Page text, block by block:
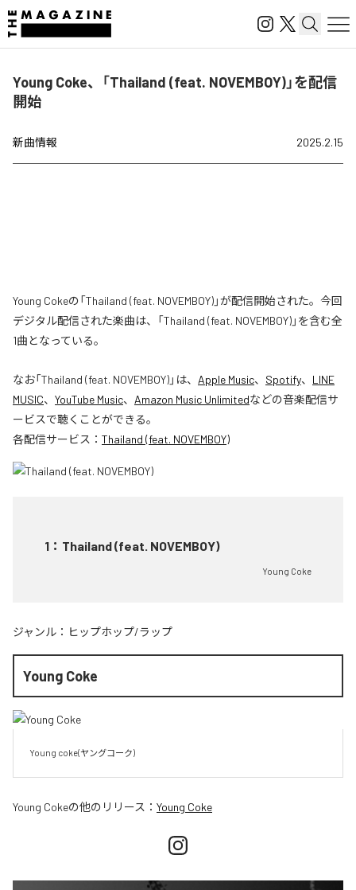
Young Coke、「Thailand (feat. NOVEMBOY)」を配信
開始
新曲情報 2025.2.15
Young Cokeの「Thailand (feat. NOVEMBOY)」が配信開始された。今回
デジタル配信された楽曲は、「Thailand (feat. NOVEMBOY)」を含む全
1曲となっている。
なお「Thailand (feat. NOVEMBOY)」は、 Apple Music、 Spotify、 LINE
MUSIC、 YouTube Music、 Amazon Music Unlimitedなどの音楽配信サ
ービスで聴くことができる。
各配信サービス： Thailand (feat. NOVEMBOY)
1 ： Thailand (feat. NOVEMBOY)
Young Coke
ジャンル： ヒップホップ/ラップ
Young Coke
Young Cokeの他のリリース： Young Coke